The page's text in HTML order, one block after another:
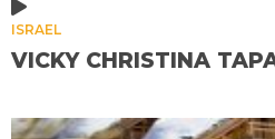
ISRAEL
VICKY CHRISTINA